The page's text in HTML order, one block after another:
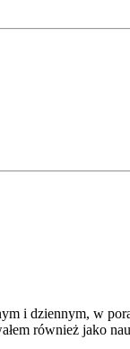
i dzien­nym, w
rów­nież jako